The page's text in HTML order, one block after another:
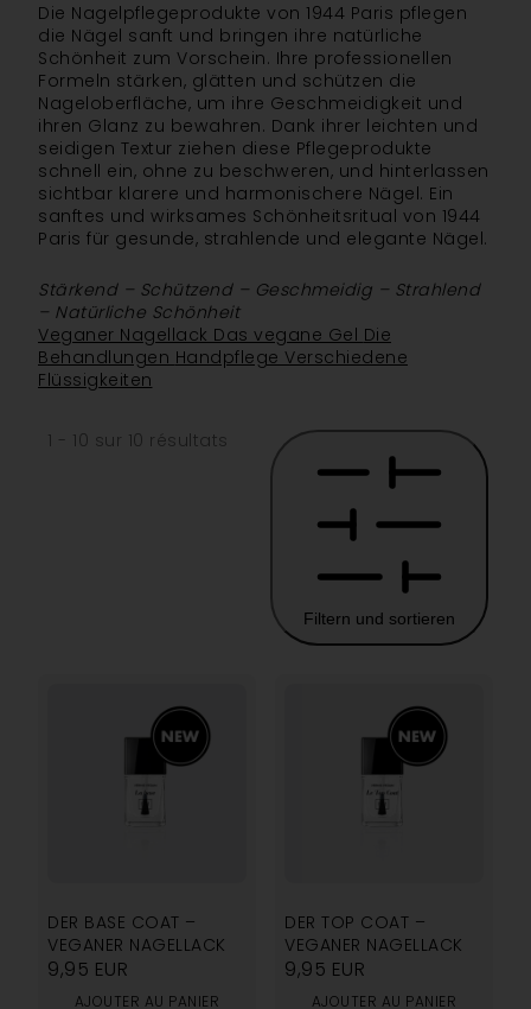
Die Nagelpflegeprodukte von 1944 Paris pflegen
die Nägel sanft und bringen ihre natürliche
Schönheit zum Vorschein. Ihre professionellen
Formeln stärken, glätten und schützen die
Nageloberfläche, um ihre Geschmeidigkeit und
ihren Glanz zu bewahren. Dank ihrer leichten und
seidigen Textur ziehen diese Pflegeprodukte
schnell ein, ohne zu beschweren, und hinterlassen
sichtbar klarere und harmonischere Nägel. Ein
sanftes und wirksames Schönheitsritual von 1944
Paris für gesunde, strahlende und elegante Nägel.
Stärkend – Schützend – Geschmeidig – Strahlend
– Natürliche Schönheit
Veganer Nagellack Das vegane Gel Die
Behandlungen Handpflege Verschiedene
Flüssigkeiten
1 - 10 sur 10 résultats
Filtern und sortieren
DER BASE COAT –
VEGANER NAGELLACK
9,95 EUR
AJOUTER AU PANIER
DER TOP COAT –
VEGANER NAGELLACK
9,95 EUR
AJOUTER AU PANIER